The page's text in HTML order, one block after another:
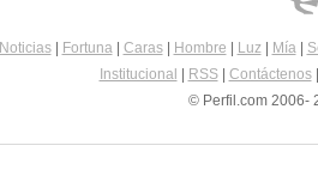
Noticias| Fortuna| Caras| Hombre Luz| Mía|
Institucional
RSS| Contáctenos
© Perfil.com 2006-